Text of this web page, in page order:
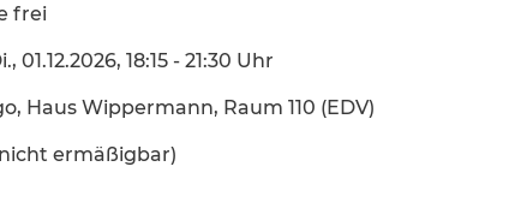
frei
, 01.12.2026, 18:15 - 21:30 Uhr
Haus Wippermann, Raum 110 (EDV)
ermäßigbar)